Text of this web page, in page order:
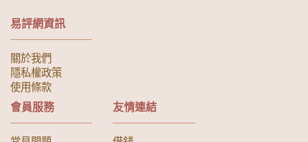
易評網資訊
關於我們
隱私權政策
使用條款
會員服務 友情連結